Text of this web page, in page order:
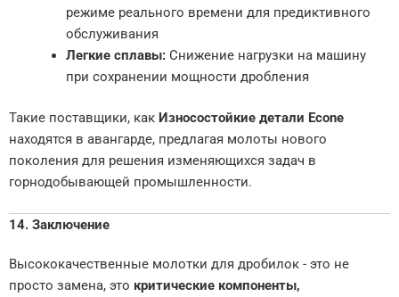
режиме реального времени для предиктивного
обслуживания
Легкие сплавы:Снижение нагрузки на машину
при сохранении мощности дробления
Такие поставщики, как Износостойкие детали Econe
находятся в авангарде, предлагая молоты нового
поколения для решения изменяющихся задач в
горнодобывающей промышленности.
14. Заключение
Высококачественные молотки для дробилок - это не
просто замена, это критические компоненты,